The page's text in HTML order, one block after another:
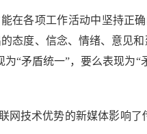
各项工作活动中坚持正
态度、信念、情绪、意见
“矛盾统一”，要么表现为
技术优势的新媒体影响了